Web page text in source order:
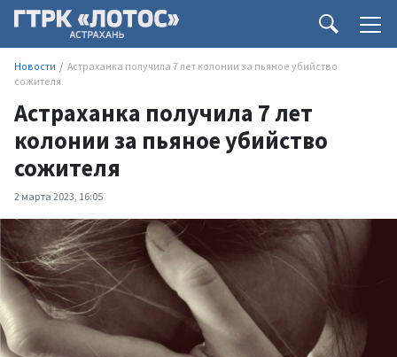
Новости
Астраханка получила 7 лет колонии за пьяное убийство
сожителя
Астраханка получила 7 лет
колонии за пьяное убийство
сожителя
2 марта 2023, 16:05